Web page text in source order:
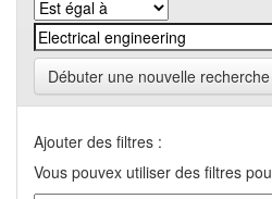
Débuter une nouvelle recherche
Ajouter des filtres :
Vous pouvex utiliser des filtres